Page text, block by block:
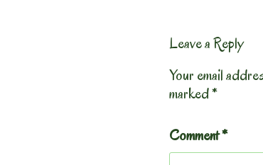
Leave a Reply
Your email
marked*
Comment*